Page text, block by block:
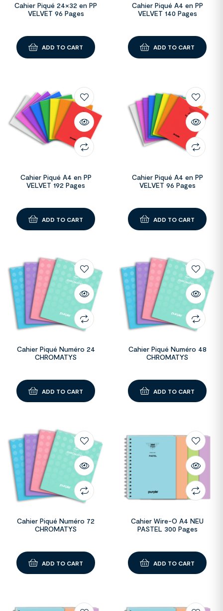
Cahier Piqué 24×32 en PP
VELVET 96 Pages
ADD TO CART
Cahier Piqué A4 en PP
VELVET 140 Pages
ADD TO CART
Cahier Piqué A4 en PP
VELVET 192 Pages
ADD TO CART
Cahier Piqué A4 en PP
VELVET 96 Pages
ADD TO CART
Cahier Piqué Numéro 24
CHROMATYS
ADD TO CART
Cahier Piqué Numéro 48
CHROMATYS
ADD TO CART
Cahier Piqué Numéro 72
CHROMATYS
ADD TO CART
Cahier Wire-O A4 NEU
PASTEL 300 Pages
ADD TO CART